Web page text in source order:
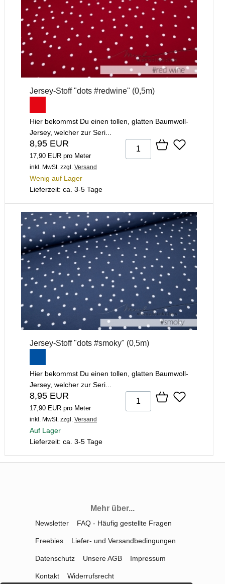
Jersey-Stoff "dots #redwine" (0,5m)
Hier bekommst Du einen tollen, glatten Baumwoll-
Jersey, welcher zur Seri...
8,95 EUR
17,90 EUR pro Meter
inkl. MwSt. zzgl. Versand
Wenig auf Lager
Lieferzeit: ca. 3-5 Tage
Jersey-Stoff "dots #smoky" (0,5m)
Hier bekommst Du einen tollen, glatten Baumwoll-
Jersey, welcher zur Seri...
8,95 EUR
17,90 EUR pro Meter
inkl. MwSt. zzgl. Versand
Auf Lager
Lieferzeit: ca. 3-5 Tage
Mehr über...
Newsletter FAQ - Häufig gestellte Fragen
Freebies Liefer- und Versandbedingungen
Datenschutz Unsere AGB Impressum
Kontakt Widerrufsrecht